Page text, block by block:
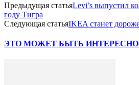
Предыдущая статьяLevi’s выпустил
году Тигра
Следующая статьяIKEA станет
ЭТО МОЖЕТ БЫТЬ ИНТЕРЕСНО